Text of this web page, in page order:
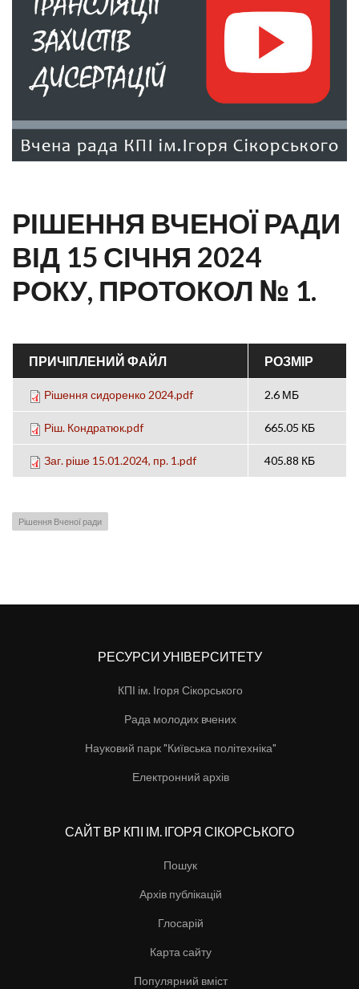
РІШЕННЯ ВЧЕНОЇ РАДИ
ВІД 15 СІЧНЯ 2024
РОКУ, ПРОТОКОЛ № 1.
ПРИЧІПЛЕНИЙ ФАЙЛ РОЗМІР
Рішення сидоренко 2024.pdf 2.6 МБ
Ріш. Кондратюк.pdf 665.05 КБ
Заг. ріше 15.01.2024, пр. 1.pdf 405.88 КБ
Рішення Вченої ради
РЕСУРСИ УНІВЕРСИТЕТУ
КПІ ім. Ігоря Сікорського
Рада молодих вчених
Науковий парк "Київська політехніка"
Електронний архів
САЙТ ВР КПІ ІМ. ІГОРЯ СІКОРСЬКОГО
Пошук
Архів публікацій
Глосарій
Карта сайту
Популярний вміст